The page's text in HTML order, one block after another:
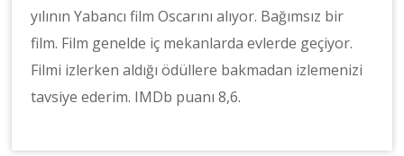
yılının Yabancı film Oscarını alıyor. Bağımsız bir
film. Film genelde iç mekanlarda evlerde geçiyor.
Filmi izlerken aldığı ödüllere bakmadan izlemenizi
tavsiye ederim. IMDb puanı 8,6.